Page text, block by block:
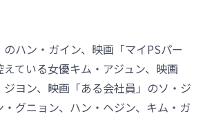
ハン・ガイン、映画「マイPSパー
えている女優キム・アジュン、映画
ジヨン、映画「ある会社員」のソ・ジ
グニョン、ハン・ヘジン、キム・ガ